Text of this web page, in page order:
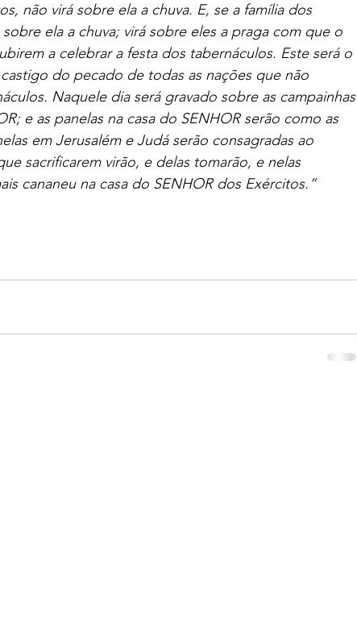
não virá sobre ela a chuva. E, se a família dos
ela a chuva; virá sobre eles a praga com que o
a celebrar a festa dos tabernáculos. Este será o
do pecado de todas as nações que não
Naquele dia será gravado sobre as campainhas
e as panelas na casa do SENHOR serão como as
em Jerusalém e Judá serão consagradas ao
sacrificarem virão, e delas tomarão, e nelas
cananeu na casa do SENHOR dos Exércitos.”